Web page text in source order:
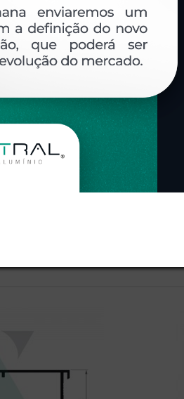
PESO LINEAR - KG/M P-280 KG/M
(0)